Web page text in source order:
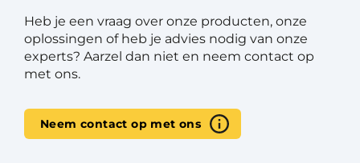
Heb je een vraag over onze producten, onze
oplossingen of heb je advies nodig van onze
experts? Aarzel dan niet en neem contact op
met ons.
Neem contact op met ons